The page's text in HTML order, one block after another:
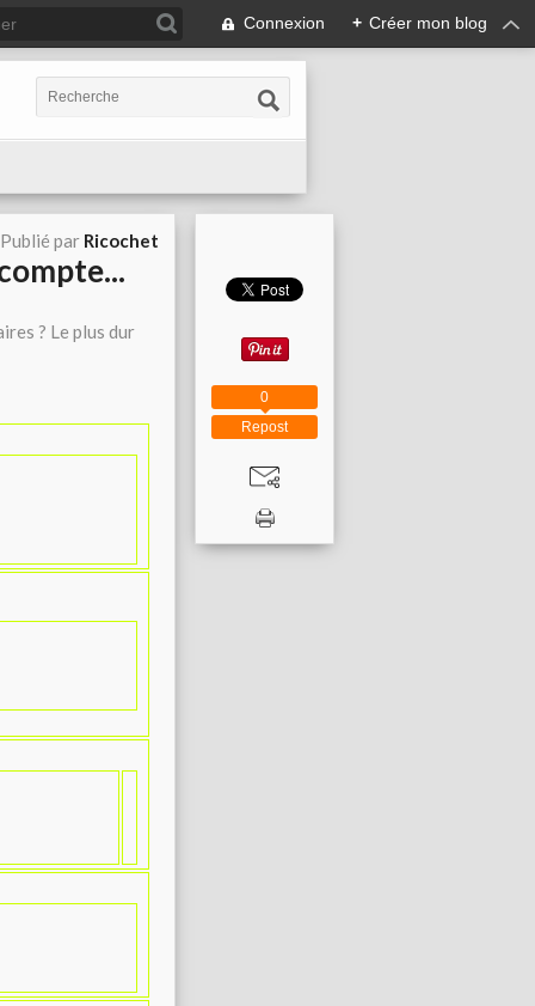
Connexion + Créer mon blog
Publié par Ricochet
? Le plus dur
Repost
0